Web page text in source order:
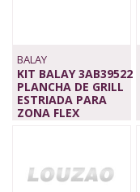
BALAY
KIT BALAY 3AB39522
PLANCHA DE GRILL
ESTRIADA PARA
ZONA FLEX